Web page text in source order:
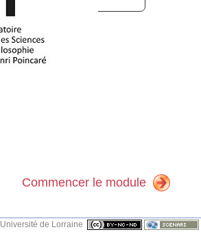
Commencer le module
Université de Lorraine